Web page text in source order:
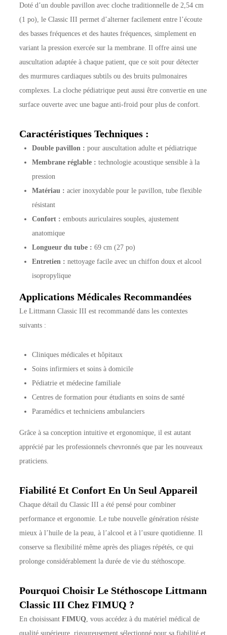
Doté d’un double pavillon avec cloche traditionnelle de 2,54 cm
(1 po), le Classic III permet d’alterner facilement entre l’écoute
des basses fréquences et des hautes fréquences, simplement en
variant la pression exercée sur la membrane. Il offre ainsi une
auscultation adaptée à chaque patient, que ce soit pour détecter
des murmures cardiaques subtils ou des bruits pulmonaires
complexes. La cloche pédiatrique peut aussi être convertie en une
surface ouverte avec une bague anti-froid pour plus de confort.
Caractéristiques Techniques :
Double pavillon : pour auscultation adulte et pédiatrique
Membrane réglable : technologie acoustique sensible à la
pression
Matériau : acier inoxydable pour le pavillon, tube flexible
résistant
Confort : embouts auriculaires souples, ajustement
anatomique
Longueur du tube : 69 cm (27 po)
Entretien : nettoyage facile avec un chiffon doux et alcool
isopropylique
Applications Médicales Recommandées
Le Littmann Classic III est recommandé dans les contextes
suivants :
Cliniques médicales et hôpitaux
Soins infirmiers et soins à domicile
Pédiatrie et médecine familiale
Centres de formation pour étudiants en soins de santé
Paramédics et techniciens ambulanciers
Grâce à sa conception intuitive et ergonomique, il est autant
apprécié par les professionnels chevronnés que par les nouveaux
praticiens.
Fiabilité Et Confort En Un Seul Appareil
Chaque détail du Classic III a été pensé pour combiner
performance et ergonomie. Le tube nouvelle génération résiste
mieux à l’huile de la peau, à l’alcool et à l’usure quotidienne. Il
conserve sa flexibilité même après des pliages répétés, ce qui
prolonge considérablement la durée de vie du stéthoscope.
Pourquoi Choisir Le Stéthoscope Littmann
Classic III Chez FIMUQ ?
En choisissantFIMUQ, vous accédez à du matériel médical de
qualité supérieure, rigoureusement sélectionné pour sa fiabilité et